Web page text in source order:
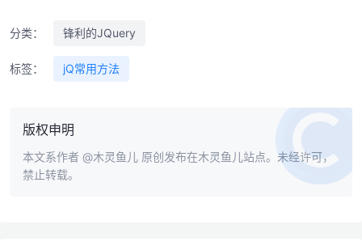
分类： 锋利的JQuery
标签： jQ常用方法
版权申明
本文系作者 @木灵鱼儿 原创发布在木灵鱼儿站点。未经许可，
禁止转载。